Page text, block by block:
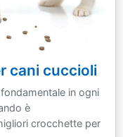
cani cuccioli
in ogni
è
crocchette per